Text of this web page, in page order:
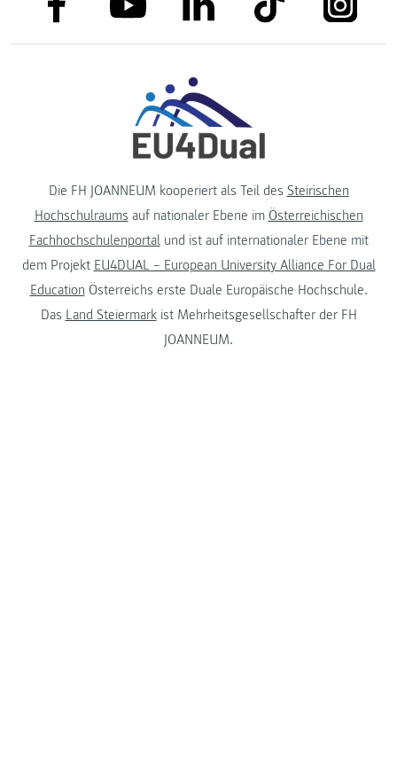
link to youtube
Die FH JOANNEUM kooperiert als Teil des Steirischen
Hochschulraums auf nationaler Ebene im Österreichischen
Fachhochschulenportalund ist auf internationaler Ebene mit
dem Projekt EU4DUAL – European University Alliance For Dual
Education Österreichs erste Duale Europäische Hochschule.
Das Land Steiermarkist Mehrheitsgesellschafter der FH
JOANNEUM.